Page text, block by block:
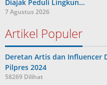
Diajak Peduli Lingkun…
7 Agustus 2026
Artikel Populer
Deretan Artis dan Influencer
Pilpres 2024
58269 Dilihat